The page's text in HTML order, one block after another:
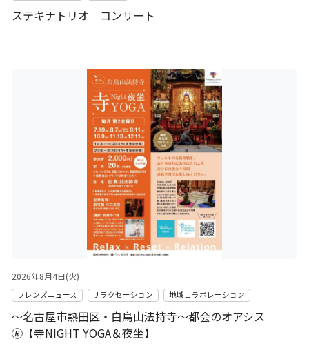
ステキナトリオ コンサート
2026年8月4日(火)
フレンズニュース リラクセーション 地域コラボレーション
～名古屋市熱田区・白鳥山法持寺～都会のオアシス
🄬【寺NIGHT YOGA＆夜坐】